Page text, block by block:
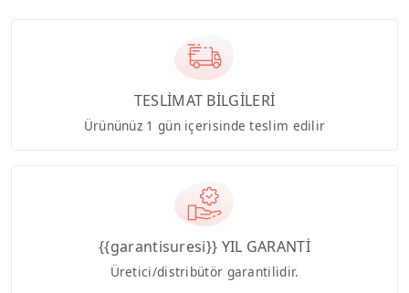
TESLİMAT BİLGİLERİ
Ürününüz 1 gün içerisinde teslim edilir
{{garantisuresi}} YIL GARANTİ
Üretici/distribütör garantilidir.